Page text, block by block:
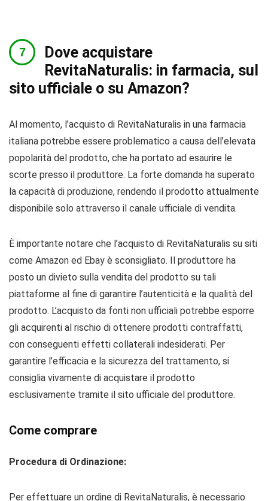
Dove acquistare
RevitaNaturalis: in farmacia, sul
sito ufficiale o su Amazon?
Al momento, l’acquisto di RevitaNaturalis in una farmacia
italiana potrebbe essere problematico a causa dell’elevata
popolarità del prodotto, che ha portato ad esaurire le
scorte presso il produttore. La forte domanda ha superato
la capacità di produzione, rendendo il prodotto attualmente
disponibile solo attraverso il canale ufficiale di vendita.
È importante notare che l’acquisto di RevitaNaturalis su siti
come Amazon ed Ebay è sconsigliato. Il produttore ha
posto un divieto sulla vendita del prodotto su tali
piattaforme al fine di garantire l’autenticità e la qualità del
prodotto. L’acquisto da fonti non ufficiali potrebbe esporre
gli acquirenti al rischio di ottenere prodotti contraffatti,
con conseguenti effetti collaterali indesiderati. Per
garantire l’efficacia e la sicurezza del trattamento, si
consiglia vivamente di acquistare il prodotto
esclusivamente tramite il sito ufficiale del produttore.
Come comprare
Procedura di Ordinazione:
Per effettuare un ordine di RevitaNaturalis, è necessario